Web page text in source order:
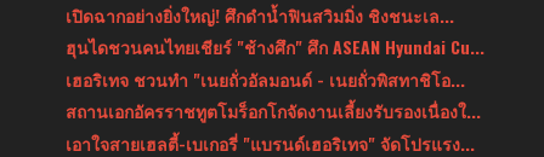
เปิดฉากอย่างยิ่งใหญ่! ศึกดำน้ำฟินสวิมมิ่ง ชิงชนะเล...
ฮุนไดชวนคนไทยเชียร์ "ช้างศึก" ศึก ASEAN Hyundai Cu...
เฮอริเทจ ชวนทำ "เนยถั่วอัลมอนด์ - เนยถั่วพิสทาชิโอ...
สถานเอกอัครราชทูตโมร็อกโกจัดงานเลี้ยงรับรองเนื่องใ...
เอาใจสายเฮลตี้-เบเกอรี่ "แบรนด์เฮอริเทจ" จัดโปรแรง...